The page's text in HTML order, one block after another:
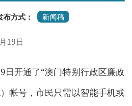
布方式： 新闻稿
19日
日开通了“澳门特别行政区廉政
帐号，市民只需以智能手机或